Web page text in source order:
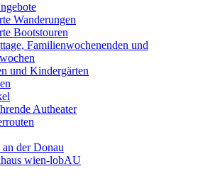
Wanderungen
Bootstouren
Familienwochenenden und
und Kindergärten
Autheater
der Donau
wien-lobAU